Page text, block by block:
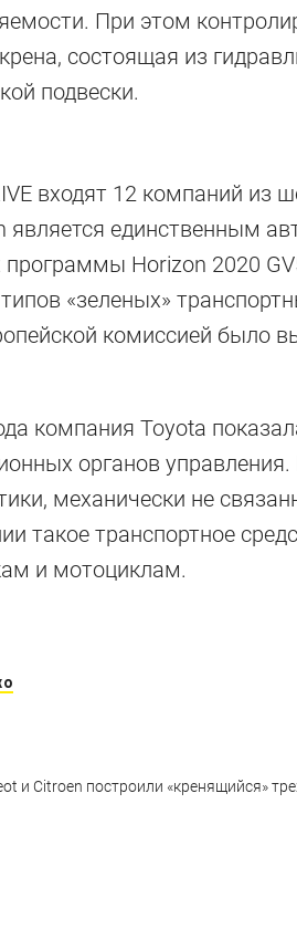
При этом
состоящая из
подвески.
входят 12 компаний из
является единственным
Horizon 2020
«зеленых»
комиссией было
компания Toyota
органов
механически не
такое транспортное
и мотоциклам.
можно купить прямо
и Citroen построили «кренящийся»